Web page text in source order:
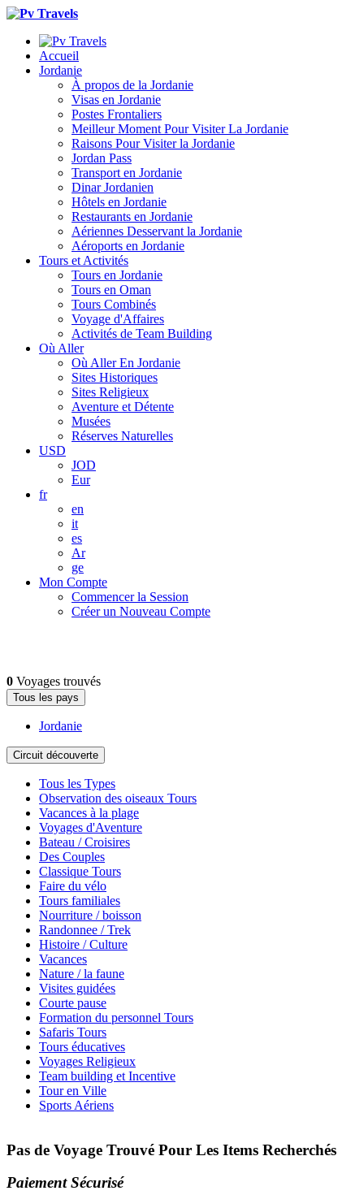
Accueil
Jordanie
À propos de la Jordanie
Visas en Jordanie
Postes Frontaliers
Meilleur Moment Pour Visiter La Jordanie
Raisons Pour Visiter la Jordanie
Jordan Pass
Transport en Jordanie
Dinar Jordanien
Hôtels en Jordanie
Restaurants en Jordanie
Aériennes Desservant la Jordanie
Aéroports en Jordanie
Tours et Activités
Tours en Jordanie
Tours en Oman
Tours Combinés
Voyage d'Affaires
Activités de Team Building
Où Aller
Où Aller En Jordanie
Sites Historiques
Sites Religieux
Aventure et Détente
Musées
Réserves Naturelles
USD
JOD
Eur
fr
en
it
es
Ar
ge
Mon Compte
Commencer la Session
Créer un Nouveau Compte
0 Voyages trouvés
Tous les pays
Jordanie
Circuit découverte
Tous les Types
Observation des oiseaux Tours
Vacances à la plage
Voyages d'Aventure
Bateau / Croisires
Des Couples
Classique Tours
Faire du vélo
Tours familiales
Nourriture / boisson
Randonnee / Trek
Histoire / Culture
Vacances
Nature / la faune
Visites guidées
Courte pause
Formation du personnel Tours
Safaris Tours
Tours éducatives
Voyages Religieux
Team building et Incentive
Tour en Ville
Sports Aériens
Pas de Voyage Trouvé Pour Les Items Recherchés
Paiement Sécurisé